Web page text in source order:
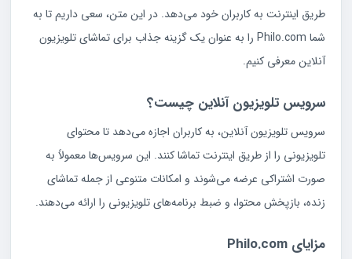
طریق اینترنت به کاربران خود می‌دهد. در این متن، سعی داریم تا به
شما Philo.com را به عنوان یک گزینه جذاب برای تماشای تلویزیون
آنلاین معرفی کنیم.
سرویس تلویزیون آنلاین چیست؟
سرویس تلویزیون آنلاین، به کاربران اجازه می‌دهد تا محتوای
تلویزیونی را از طریق اینترنت تماشا کنند. این سرویس‌ها معمولاً به
صورت اشتراکی عرضه می‌شوند و امکانات متنوعی از جمله تماشای
زنده، بازپخش محتوا، و ضبط برنامه‌های تلویزیونی را ارائه می‌دهند.
مزایای Philo.com